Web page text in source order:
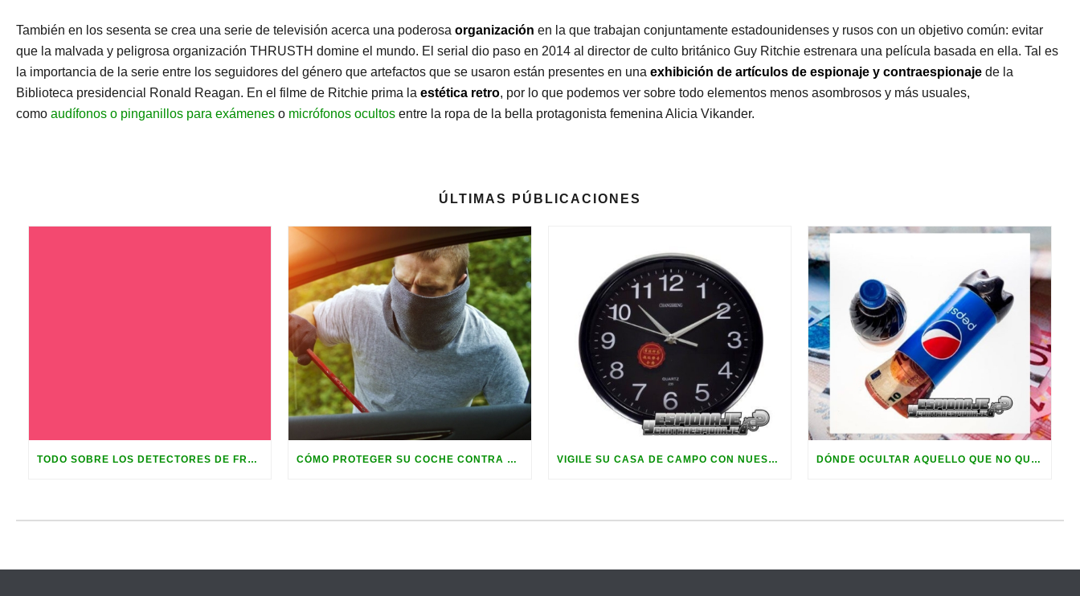
También en los sesenta se crea una serie de televisión acerca una poderosa organización en la que trabajan conjuntamente estadounidenses y rusos con un objetivo común: evitar
que la malvada y peligrosa organización THRUSTH domine el mundo. El serial dio paso en 2014 al director de culto británico Guy Ritchie estrenara una película basada en ella. Tal es
la importancia de la serie entre los seguidores del género que artefactos que se usaron están presentes en una exhibición de artículos de espionaje y contraespionaje de la
Biblioteca presidencial Ronald Reagan. En el filme de Ritchie prima la estética retro, por lo que podemos ver sobre todo elementos menos asombrosos y más usuales,
como audífonos o pinganillos para exámenes o micrófonos ocultos entre la ropa de la bella protagonista femenina Alicia Vikander.
ÚLTIMAS PÚBLICACIONES
TODO SOBRE LOS DETECTORES DE FRECUENCIAS LINEALES CÓMO PROTEGER SU COCHE CONTRA EL VANDALISMO VIGILE SU CASA DE CAMPO CON NUESTRO RELOJ DE PARED ESPÍA DÓNDE OCULTAR AQUELLO QUE NO QUEREMOS QUE SEA ENCONTRADO